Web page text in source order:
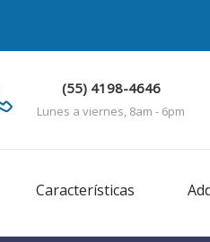
(55) 4198-4646
Lunes a viernes, 8am - 6pm
Características